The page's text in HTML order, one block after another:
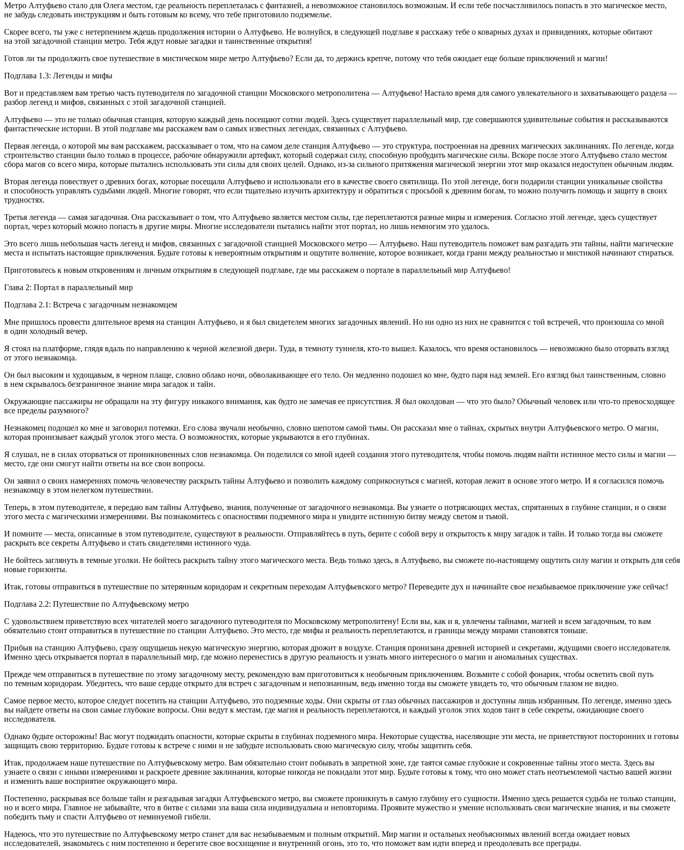
Метро Алтуфьево стало для Олега местом, где реальность переплеталась с фантазией, а невозможное становилось возможным. И если тебе посчастливилось попасть в это магическое место,
не забудь следовать инструкциям и быть готовым ко всему, что тебе приготовило подземелье.
Скорее всего, ты уже с нетерпением ждешь продолжения истории о Алтуфьево. Не волнуйся, в следующей подглаве я расскажу тебе о коварных духах и привидениях, которые обитают
на этой загадочной станции метро. Тебя ждут новые загадки и таинственные открытия!
Готов ли ты продолжить свое путешествие в мистическом мире метро Алтуфьево? Если да, то держись крепче, потому что тебя ожидает еще больше приключений и магии!
Подглава 1.3: Легенды и мифы
Вот и представляем вам третью часть путеводителя по загадочной станции Московского метрополитена — Алтуфьево! Настало время для самого увлекательного и захватывающего раздела —
разбор легенд и мифов, связанных с этой загадочной станцией.
Алтуфьево — это не только обычная станция, которую каждый день посещают сотни людей. Здесь существует параллельный мир, где совершаются удивительные события и рассказываются
фантастические истории. В этой подглаве мы расскажем вам о самых известных легендах, связанных с Алтуфьево.
Первая легенда, о которой мы вам расскажем, рассказывает о том, что на самом деле станция Алтуфьево — это структура, построенная на древних магических заклинаниях. По легенде, когда
строительство станции было только в процессе, рабочие обнаружили артефакт, который содержал силу, способную пробудить магические силы. Вскоре после этого Алтуфьево стало местом
сбора магов со всего мира, которые пытались использовать эти силы для своих целей. Однако, из-за сильного притяжения магической энергии этот мир оказался недоступен обычным людям.
Вторая легенда повествует о древних богах, которые посещали Алтуфьево и использовали его в качестве своего святилища. По этой легенде, боги подарили станции уникальные свойства
и способность управлять судьбами людей. Многие говорят, что если тщательно изучить архитектуру и обратиться с просьбой к древним богам, то можно получить помощь и защиту в своих
трудностях.
Третья легенда — самая загадочная. Она рассказывает о том, что Алтуфьево является местом силы, где переплетаются разные миры и измерения. Согласно этой легенде, здесь существует
портал, через который можно попасть в другие миры. Многие исследователи пытались найти этот портал, но лишь немногим это удалось.
Это всего лишь небольшая часть легенд и мифов, связанных с загадочной станцией Московского метро — Алтуфьево. Наш путеводитель поможет вам разгадать эти тайны, найти магические
места и испытать настоящие приключения. Будьте готовы к невероятным открытиям и ощутите волнение, которое возникает, когда грани между реальностью и мистикой начинают стираться.
Приготовьтесь к новым откровениям и личным открытиям в следующей подглаве, где мы расскажем о портале в параллельный мир Алтуфьево!
Глава 2: Портал в параллельный мир
Подглава 2.1: Встреча с загадочным незнакомцем
Мне пришлось провести длительное время на станции Алтуфьево, и я был свидетелем многих загадочных явлений. Но ни одно из них не сравнится с той встречей, что произошла со мной
в один холодный вечер.
Я стоял на платформе, глядя вдаль по направлению к черной железной двери. Туда, в темноту туннеля, кто-то вышел. Казалось, что время остановилось — невозможно было оторвать взгляд
от этого незнакомца.
Он был высоким и худощавым, в черном плаще, словно облако ночи, обволакивающее его тело. Он медленно подошел ко мне, будто паря над землей. Его взгляд был таинственным, словно
в нем скрывалось безграничное знание мира загадок и тайн.
Окружающие пассажиры не обращали на эту фигуру никакого внимания, как будто не замечая ее присутствия. Я был околдован — что это было? Обычный человек или что-то превосходящее
все пределы разумного?
Незнакомец подошел ко мне и заговорил потемки. Его слова звучали необычно, словно шепотом самой тьмы. Он рассказал мне о тайнах, скрытых внутри Алтуфьевского метро. О магии,
которая пронизывает каждый уголок этого места. О возможностях, которые укрываются в его глубинах.
Я слушал, не в силах оторваться от проникновенных слов незнакомца. Он поделился со мной идеей создания этого путеводителя, чтобы помочь людям найти истинное место силы и магии —
место, где они смогут найти ответы на все свои вопросы.
Он заявил о своих намерениях помочь человечеству раскрыть тайны Алтуфьево и позволить каждому соприкоснуться с магией, которая лежит в основе этого метро. И я согласился помочь
незнакомцу в этом нелегком путешествии.
Теперь, в этом путеводителе, я передаю вам тайны Алтуфьево, знания, полученные от загадочного незнакомца. Вы узнаете о потрясающих местах, спрятанных в глубине станции, и о связи
этого места с магическими измерениями. Вы познакомитесь с опасностями подземного мира и увидите истинную битву между светом и тьмой.
И помните — места, описанные в этом путеводителе, существуют в реальности. Отправляйтесь в путь, берите с собой веру и открытость к миру загадок и тайн. И только тогда вы сможете
раскрыть все секреты Алтуфьево и стать свидетелями истинного чуда.
Не бойтесь заглянуть в темные уголки. Не бойтесь раскрыть тайну этого магического места. Ведь только здесь, в Алтуфьево, вы сможете по-настоящему ощутить силу магии и открыть для себя
новые горизонты.
Итак, готовы отправиться в путешествие по затерянным коридорам и секретным переходам Алтуфьевского метро? Переведите дух и начинайте свое незабываемое приключение уже сейчас!
Подглава 2.2: Путешествие по Алтуфьевскому метро
С удовольствием приветствую всех читателей моего загадочного путеводителя по Московскому метрополитену! Если вы, как и я, увлечены тайнами, магией и всем загадочным, то вам
обязательно стоит отправиться в путешествие по станции Алтуфьево. Это место, где мифы и реальность переплетаются, и границы между мирами становятся тоньше.
Прибыв на станцию Алтуфьево, сразу ощущаешь некую магическую энергию, которая дрожит в воздухе. Станция пронизана древней историей и секретами, ждущими своего исследователя.
Именно здесь открывается портал в параллельный мир, где можно перенестись в другую реальность и узнать много интересного о магии и аномальных существах.
Прежде чем отправиться в путешествие по этому загадочному месту, рекомендую вам приготовиться к необычным приключениям. Возьмите с собой фонарик, чтобы осветить свой путь
по темным коридорам. Убедитесь, что ваше сердце открыто для встреч с загадочным и непознанным, ведь именно тогда вы сможете увидеть то, что обычным глазом не видно.
Самое первое место, которое следует посетить на станции Алтуфьево, это подземные ходы. Они скрыты от глаз обычных пассажиров и доступны лишь избранным. По легенде, именно здесь
вы найдете ответы на свои самые глубокие вопросы. Они ведут к местам, где магия и реальность переплетаются, и каждый уголок этих ходов таит в себе секреты, ожидающие своего
исследователя.
Однако будьте осторожны! Вас могут поджидать опасности, которые скрыты в глубинах подземного мира. Некоторые существа, населяющие эти места, не приветствуют посторонних и готовы
защищать свою территорию. Будьте готовы к встрече с ними и не забудьте использовать свою магическую силу, чтобы защитить себя.
Итак, продолжаем наше путешествие по Алтуфьевскому метро. Вам обязательно стоит побывать в запретной зоне, где таятся самые глубокие и сокровенные тайны этого места. Здесь вы
узнаете о связи с иными измерениями и раскроете древние заклинания, которые никогда не покидали этот мир. Будьте готовы к тому, что оно может стать неотъемлемой частью вашей жизни
и изменить ваше восприятие окружающего мира.
Постепенно, раскрывая все больше тайн и разгадывая загадки Алтуфьевского метро, вы сможете проникнуть в самую глубину его сущности. Именно здесь решается судьба не только станции,
но и всего мира. Главное не забывайте, что в битве с силами зла ваша сила индивидуальна и неповторима. Проявите мужество и умение использовать свои магические знания, и вы сможете
победить тьму и спасти Алтуфьево от неминуемой гибели.
Надеюсь, что это путешествие по Алтуфьевскому метро станет для вас незабываемым и полным открытий. Мир магии и остальных необъяснимых явлений всегда ожидает новых
исследователей, знакомьтесь с ним постепенно и берегите свое восхищение и внутренний огонь, это то, что поможет вам идти вперед и преодолевать все преграды.